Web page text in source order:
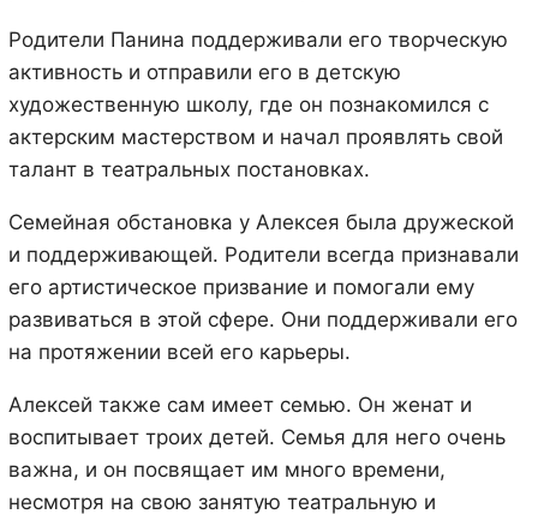
Родители Панина поддерживали его творческую
активность и отправили его в детскую
художественную школу, где он познакомился с
актерским мастерством и начал проявлять свой
талант в театральных постановках.
Семейная обстановка у Алексея была дружеской
и поддерживающей. Родители всегда признавали
его артистическое призвание и помогали ему
развиваться в этой сфере. Они поддерживали его
на протяжении всей его карьеры.
Алексей также сам имеет семью. Он женат и
воспитывает троих детей. Семья для него очень
важна, и он посвящает им много времени,
несмотря на свою занятую театральную и